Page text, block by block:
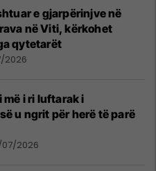
e gjarpërinjve në
në Viti, kërkohet
qytetarët
2026
më i ri luftarak i
u ngrit për herë të parë
07/2026